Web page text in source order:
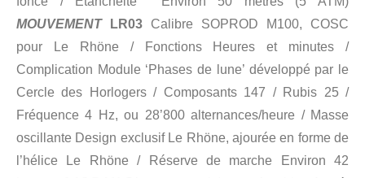
MOUVEMENTLR03 Calibre SOPROD M100, COSC
pour Le Rhöne / Fonctions Heures et minutes /
Complication Module ‘Phases de lune’ développé par le
Cercle des Horlogers / Composants 147 / Rubis 25 /
Fréquence 4 Hz, ou 28’800 alternances/heure / Masse
oscillante Design exclusif Le Rhöne, ajourée en forme de
l’hélice Le Rhöne / Réserve de marche Environ 42